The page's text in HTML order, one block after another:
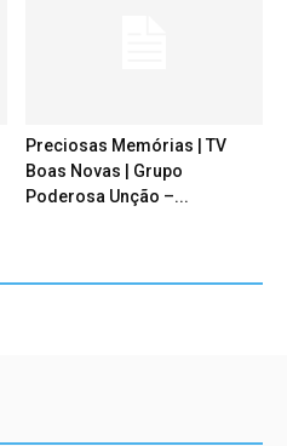
Preciosas Memórias | TV
Boas Novas | Grupo
Poderosa Unção –...